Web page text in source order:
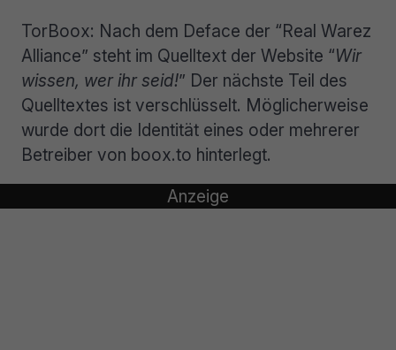
TorBoox: Nach dem Deface der “Real Warez
Alliance” steht im Quelltext der Website “Wir
wissen, wer ihr seid!” Der nächste Teil des
Quelltextes ist verschlüsselt. Möglicherweise
wurde dort die Identität eines oder mehrerer
Betreiber von boox.to hinterlegt.